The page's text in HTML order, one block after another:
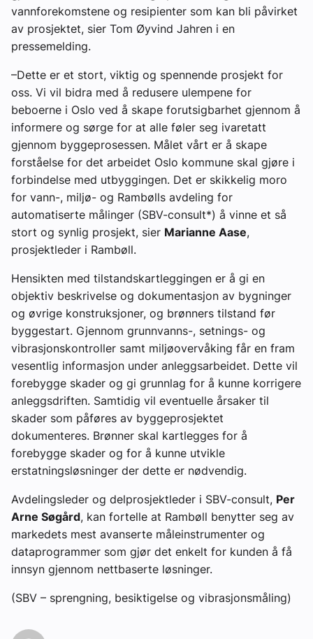
vannforekomstene og resipienter som kan bli påvirket
av prosjektet, sier Tom Øyvind Jahren i en
pressemelding.
–Dette er et stort, viktig og spennende prosjekt for
oss. Vi vil bidra med å redusere ulempene for
beboerne i Oslo ved å skape forutsigbarhet gjennom å
informere og sørge for at alle føler seg ivaretatt
gjennom byggeprosessen. Målet vårt er å skape
forståelse for det arbeidet Oslo kommune skal gjøre i
forbindelse med utbyggingen. Det er skikkelig moro
for vann-, miljø- og Rambølls avdeling for
automatiserte målinger (SBV-consult*) å vinne et så
stort og synlig prosjekt, sier Marianne Aase,
prosjektleder i Rambøll.
Hensikten med tilstandskartleggingen er å gi en
objektiv beskrivelse og dokumentasjon av bygninger
og øvrige konstruksjoner, og brønners tilstand før
byggestart. Gjennom grunnvanns-, setnings- og
vibrasjonskontroller samt miljøovervåking får en fram
vesentlig informasjon under anleggsarbeidet. Dette vil
forebygge skader og gi grunnlag for å kunne korrigere
anleggsdriften. Samtidig vil eventuelle årsaker til
skader som påføres av byggeprosjektet
dokumenteres. Brønner skal kartlegges for å
forebygge skader og for å kunne utvikle
erstatningsløsninger der dette er nødvendig.
Avdelingsleder og delprosjektleder i SBV-consult, Per
Arne Søgård, kan fortelle at Rambøll benytter seg av
markedets mest avanserte måleinstrumenter og
dataprogrammer som gjør det enkelt for kunden å få
innsyn gjennom nettbaserte løsninger.
(SBV – sprengning, besiktigelse og vibrasjonsmåling)